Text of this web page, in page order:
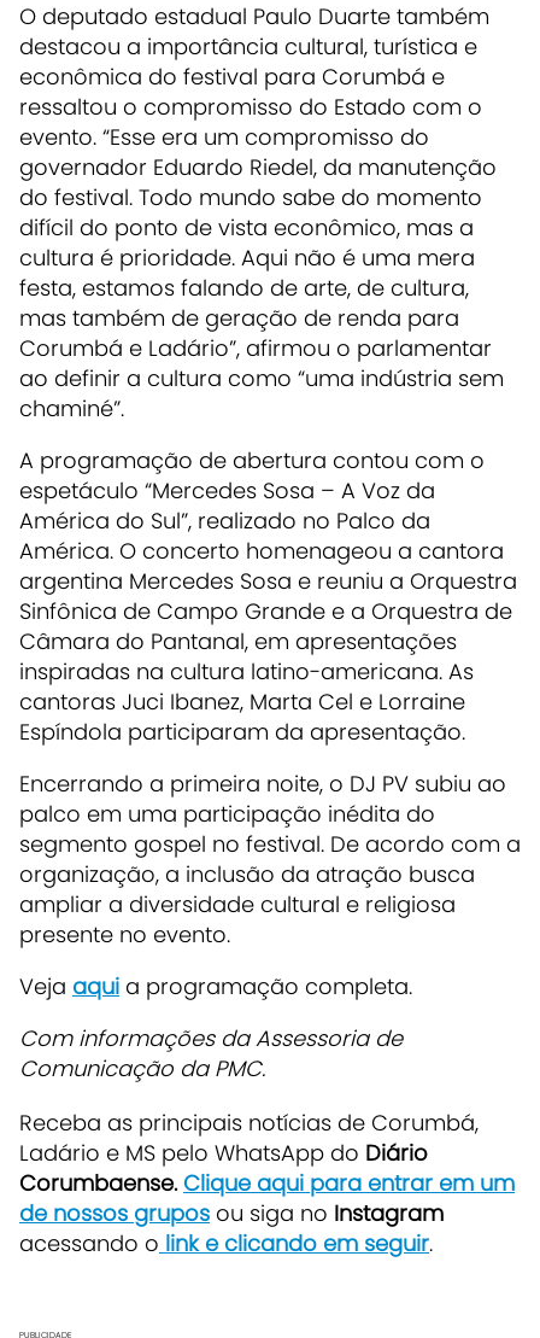
O deputado estadual Paulo Duarte também
destacou a importância cultural, turística e
econômica do festival para Corumbá e
ressaltou o compromisso do Estado com o
evento. “Esse era um compromisso do
governador Eduardo Riedel, da manutenção
do festival. Todo mundo sabe do momento
difícil do ponto de vista econômico, mas a
cultura é prioridade. Aqui não é uma mera
festa, estamos falando de arte, de cultura,
mas também de geração de renda para
Corumbá e Ladário”, afirmou o parlamentar
ao definir a cultura como “uma indústria sem
chaminé”.
A programação de abertura contou com o
espetáculo “Mercedes Sosa – A Voz da
América do Sul”, realizado no Palco da
América. O concerto homenageou a cantora
argentina Mercedes Sosa e reuniu a Orquestra
Sinfônica de Campo Grande e a Orquestra de
Câmara do Pantanal, em apresentações
inspiradas na cultura latino-americana. As
cantoras Juci Ibanez, Marta Cel e Lorraine
Espíndola participaram da apresentação.
Encerrando a primeira noite, o DJ PV subiu ao
palco em uma participação inédita do
segmento gospel no festival. De acordo com a
organização, a inclusão da atração busca
ampliar a diversidade cultural e religiosa
presente no evento.
Veja aqui a programação completa.
Com informações da Assessoria de
Comunicação da PMC.
Receba as principais notícias de Corumbá,
Ladário e MS pelo WhatsApp do Diário
Corumbaense.Clique aqui para entrar em um
de nossos grupos ou siga no Instagram
acessando o link e clicando em seguir.
PUBLICIDADE